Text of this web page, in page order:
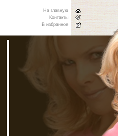
На главную
Контакты
В избранное